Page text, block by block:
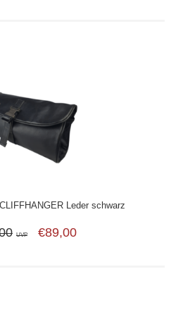
Leder schwarz
UVP €89,00